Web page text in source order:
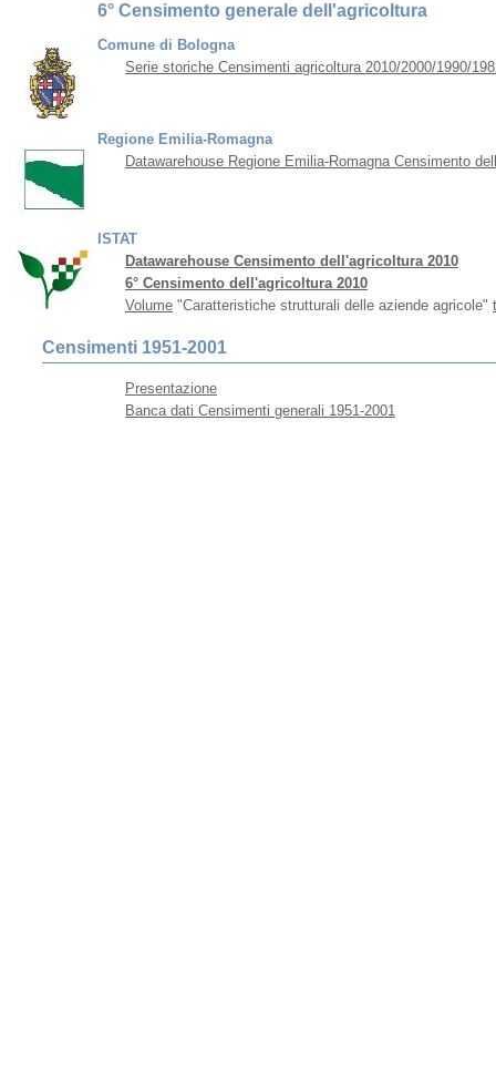
6° Censimento generale dell'agricoltura
Comune di Bologna
Serie storiche Censimenti agricoltura 2010/2000/1990/
Regione Emilia-Romagna
Datawarehouse Regione Emilia-Romagna Censimento
ISTAT
Datawarehouse Censimento dell'agricoltura 2010
6° Censimento dell'agricoltura 2010
Volume "Caratteristiche strutturali delle aziende agricole"
Censimenti 1951-2001
Presentazione
Banca dati Censimenti generali 1951-2001